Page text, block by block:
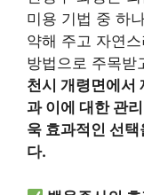
미용 기법 중 하
약해 주고 자연
방법으로 주목받
천시 개령면에서
과 이에 대한 관
욱 효과적인 선택
다.